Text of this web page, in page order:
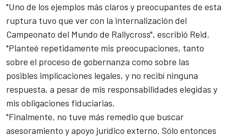
"Uno de los ejemplos más claros y preocupantes de esta
ruptura tuvo que ver con la internalización del
Campeonato del Mundo de Rallycross", escribió Reid.
"Planteé repetidamente mis preocupaciones, tanto
sobre el proceso de gobernanza como sobre las
posibles implicaciones legales, y no recibí ninguna
respuesta, a pesar de mis responsabilidades elegidas y
mis obligaciones fiduciarias.
"Finalmente, no tuve más remedio que buscar
asesoramiento y apoyo jurídico externo. Sólo entonces